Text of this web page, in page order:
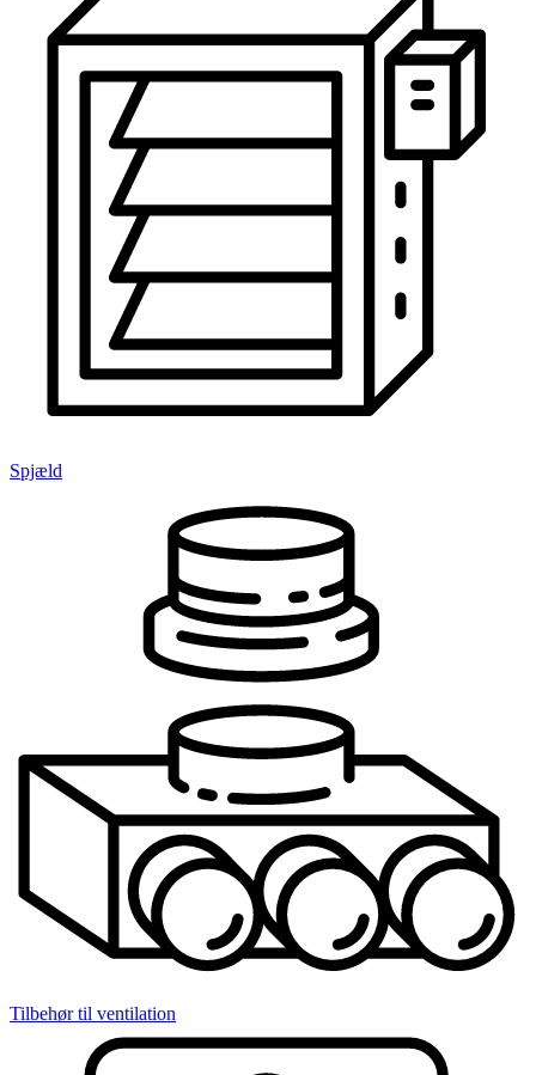
Spjæld
Tilbehør til ventilation